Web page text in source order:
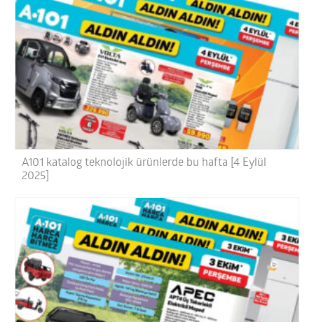
A101 katalog teknolojik ürünlerde bu hafta [4 Eylül
2025]